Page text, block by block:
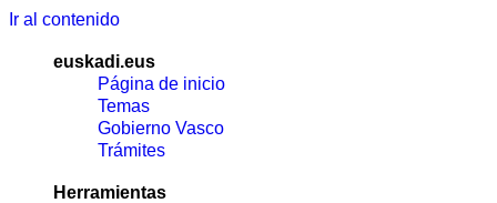
Ir al contenido
euskadi.eus
Página de inicio
Temas
Gobierno Vasco
Trámites
Herramientas